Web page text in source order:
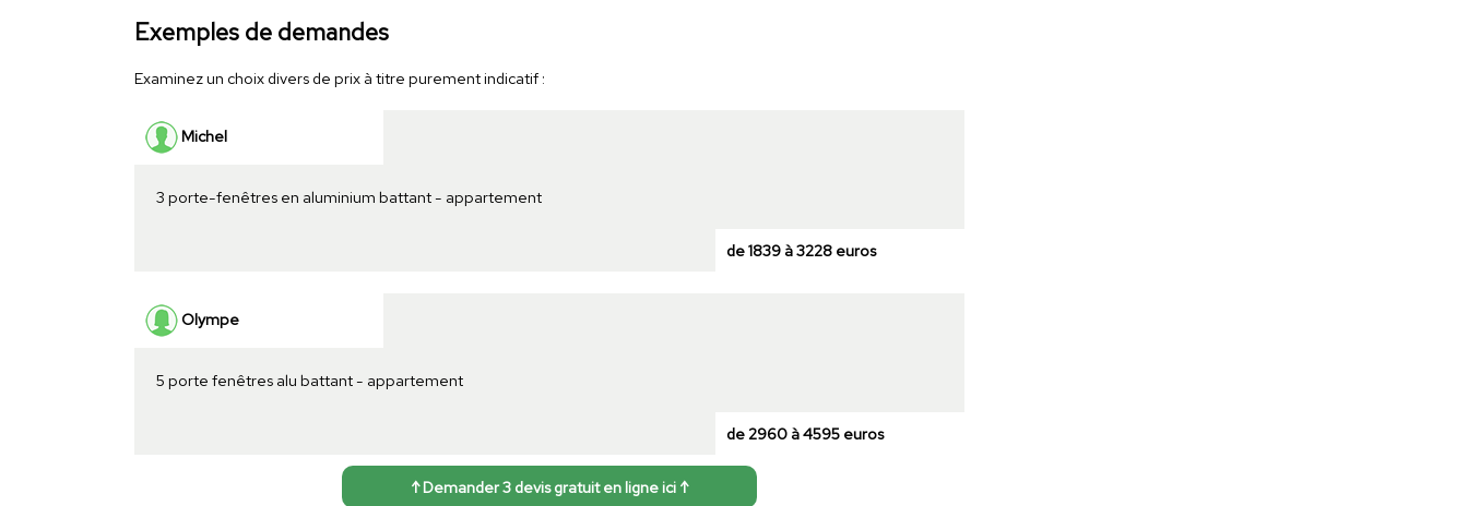
Exemples de demandes
Examinez un choix divers de prix à titre purement indicatif :
Michel
3 porte-fenêtres en aluminium battant - appartement
de 1839 à 3228 euros
Olympe
5 porte fenêtres alu battant - appartement
de 2960 à 4595 euros
↑ Demander 3 devis gratuit en ligne ici ↑